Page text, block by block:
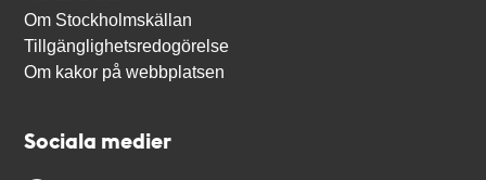
Om Stockholmskällan
Tillgänglighetsredogörelse
Om kakor på webbplatsen
Sociala medier